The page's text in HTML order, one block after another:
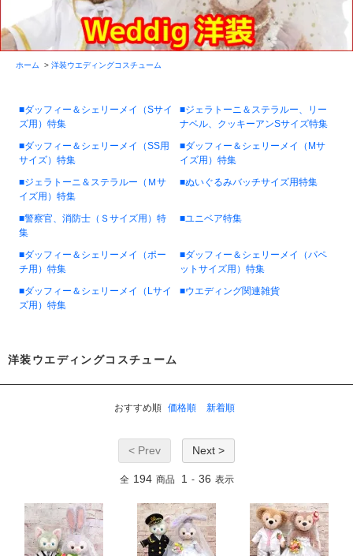
ホーム > 洋装ウエディングコスチューム
■ダッフィー＆シェリーメイ（Sサイ
ズ用）特集
■ジェラトーニ＆ステラルー、リー
ナベル、クッキーアンSサイズ特集
■ダッフィー＆シェリーメイ（SS用
サイズ）特集
■ダッフィー＆シェリーメイ（Mサ
イズ用）特集
■ジェラトーニ＆ステラルー（Ｍサ
イズ用）特集
■ぬいぐるみバッチサイズ用特集
■警察官、消防士（Ｓサイズ用）特
集
■ユニベア特集
■ダッフィー＆シェリーメイ（ポー
チ用）特集
■ダッフィー＆シェリーメイ（パペ
ットサイズ用）特集
■ダッフィー＆シェリーメイ（Lサイ
ズ用）特集
■ウエディング関連雑貨
洋装ウエディングコスチューム
おすすめ順 価格順 新着順
< Prev Next >
全 194 商品 1 - 36 表示